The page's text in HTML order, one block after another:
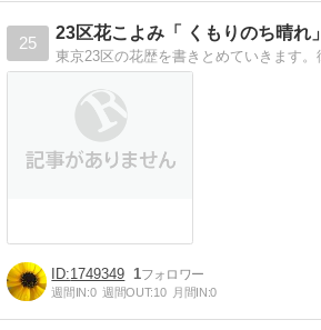
25
23区花こよみ「 くもりのち晴れ」
1749349 1
週間IN:0 週間OUT:10 月間IN:0